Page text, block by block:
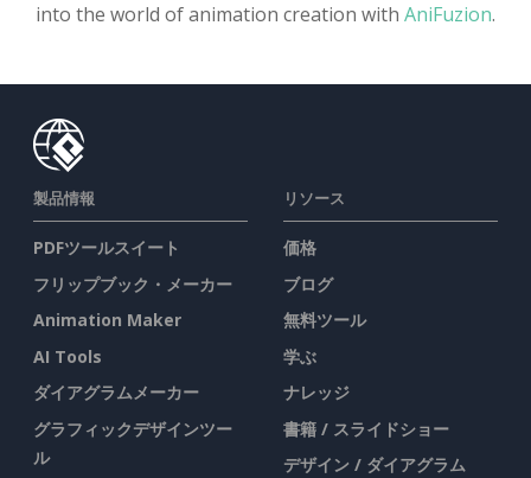
into the world of animation creation with AniFuzion.
製品情報
PDFツールスイート
フリップブック・メーカー
Animation Maker
AI Tools
ダイアグラムメーカー
グラフィックデザインツー
ル
リソース
価格
ブログ
無料ツール
学ぶ
ナレッジ
書籍 / スライドショー
デザイン / ダイアグラム